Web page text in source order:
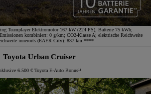
Teamplayer Elektromotor 167 kW (224 PS), Batterie 75 kWh;
kombiniert: 0 g/km; CO2-Klasse A; elektrische Reichweite
innerorts (EAER City): 837 km.****
Toyota Urban Cruiser
6.500 € Toyota E-Auto Bonus¹¹